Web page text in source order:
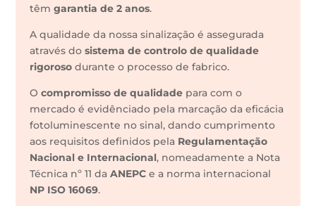
têmgarantia de 2 anos.
A qualidade da nossa sinalização é assegurada
através dosistema de controlo de qualidade
rigoroso durante o processo de fabrico.
Ocompromisso de qualidade para com o
mercado é evidênciado pela marcação da eficácia
fotoluminescente no sinal, dando cumprimento
aos requisitos definidos pela Regulamentação
Nacional e Internacional, nomeadamente a Nota
Técnica nº 11 daANEPC e a norma internacional
NP ISO 16069.